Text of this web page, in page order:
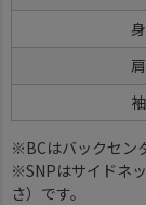
※BCはバックセン
※SNPはサイドネ
さ）です。